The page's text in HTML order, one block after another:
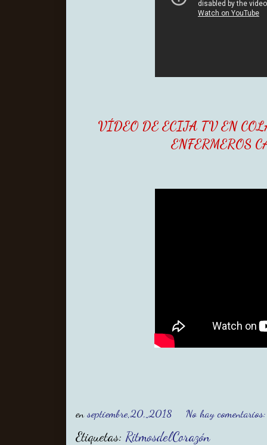
VÍDEO DE ECIJA TV EN
ENFERMEROS
enseptiembre 20, 2018 No hay
Etiquetas: RitmosdelCorazón